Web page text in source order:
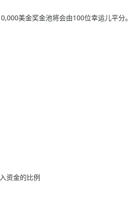
美金奖金池将会由100位幸运儿平分。
资金的比例